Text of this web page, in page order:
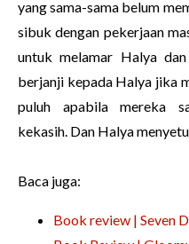
yang sama-sama belum
sibuk dengan pekerjaan
untuk melamar Halya
berjanji kepada Halya jika
puluh apabila mereka
kekasih. Dan Halya
Baca juga:
Book review | Seven